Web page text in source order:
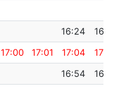
16:24
17:00 17:01 17:04
16:54